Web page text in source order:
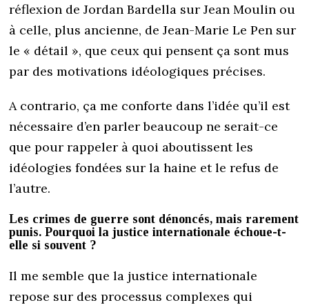
réflexion de Jordan Bardella sur Jean Moulin ou
à celle, plus ancienne, de Jean-Marie Le Pen sur
le « détail », que ceux qui pensent ça sont mus
par des motivations idéologiques précises.
A contrario, ça me conforte dans l’idée qu’il est
nécessaire d’en parler beaucoup ne serait-ce
que pour rappeler à quoi aboutissent les
idéologies fondées sur la haine et le refus de
l’autre.
Les crimes de guerre sont dénoncés, mais rarement
punis. Pourquoi la justice internationale échoue-t-
elle si souvent ?
Il me semble que la justice internationale
repose sur des processus complexes qui